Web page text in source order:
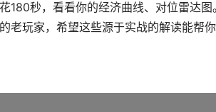
秒，看看你的经济曲线、对位雷达图
老玩家，希望这些源于实战的解读能帮